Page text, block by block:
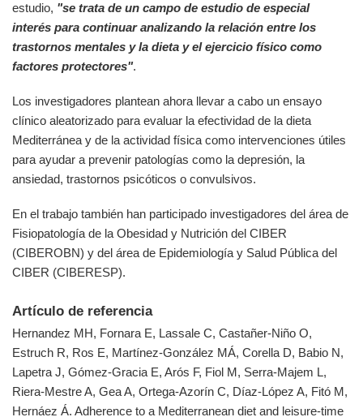
estudio, "se trata de un campo de estudio de especial
interés para continuar analizando la relación entre los
trastornos mentales y la dieta y el ejercicio físico como
factores protectores".
Los investigadores plantean ahora llevar a cabo un ensayo
clínico aleatorizado para evaluar la efectividad de la dieta
Mediterránea y de la actividad física como intervenciones útiles
para ayudar a prevenir patologías como la depresión, la
ansiedad, trastornos psicóticos o convulsivos.
En el trabajo también han participado investigadores del área de
Fisiopatología de la Obesidad y Nutrición del CIBER
(CIBEROBN) y del área de Epidemiología y Salud Pública del
CIBER (CIBERESP).
Artículo de referencia
Hernandez MH, Fornara E, Lassale C, Castañer-Niño O,
Estruch R, Ros E, Martínez-González MÁ, Corella D, Babio N,
Lapetra J, Gómez-Gracia E, Arós F, Fiol M, Serra-Majem L,
Riera-Mestre A, Gea A, Ortega-Azorín C, Díaz-López A, Fitó M,
Hernáez Á. Adherence to a Mediterranean diet and leisure-time